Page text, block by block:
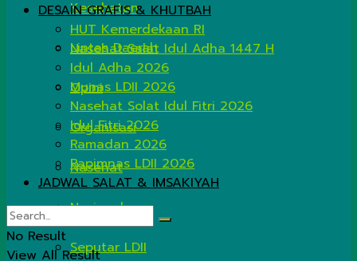
Kesehatan
Lintas Daerah
Opini
Organisasi
Nasehat
Nasional
Seputar LDII
DESAIN GRAFIS & KHUTBAH
HUT Kemerdekaan RI
Nasehat Salat Idul Adha 1447 H
Idul Adha 2026
Munas LDII 2026
Nasehat Solat Idul Fitri 2026
Idul Fitri 2026
Ramadan 2026
Rapimnas LDII 2026
JADWAL SALAT & IMSAKIYAH
No Result
View All Result